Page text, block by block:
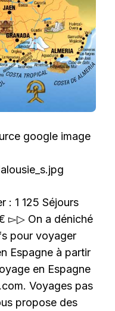
google image
: 1 125 Séjours
▻▷ On a déniché
pour voyager
Espagne à partir
en Espagne
Voyages pas
propose des